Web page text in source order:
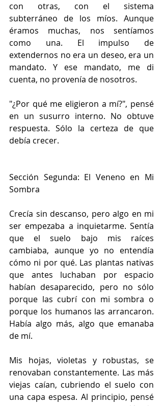
con otras, con el sistema
subterráneo de los míos. Aunque
éramos muchas, nos sentíamos
como una. El impulso de
extendernos no era un deseo, era un
mandato. Y ese mandato, me di
cuenta, no provenía de nosotros.
"¿Por qué me eligieron a mí?", pensé
en un susurro interno. No obtuve
respuesta. Sólo la certeza de que
debía crecer.
Sección Segunda: El Veneno en Mi
Sombra
Crecía sin descanso, pero algo en mi
ser empezaba a inquietarme. Sentía
que el suelo bajo mis raíces
cambiaba, aunque yo no entendía
cómo ni por qué. Las plantas nativas
que antes luchaban por espacio
habían desaparecido, pero no sólo
porque las cubrí con mi sombra o
porque los humanos las arrancaron.
Había algo más, algo que emanaba
de mí.
Mis hojas, violetas y robustas, se
renovaban constantemente. Las más
viejas caían, cubriendo el suelo con
una capa espesa. Al principio, pensé